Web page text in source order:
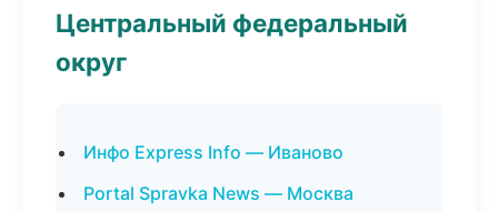
Центральный федеральный
округ
Инфо Express Info — Иваново
Portal Spravka News — Москва